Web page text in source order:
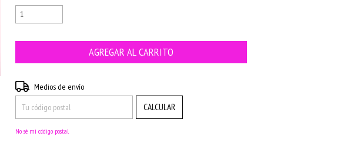
Entregas para el CP:
Medios de envío
CALCULAR
No sé mi código postal